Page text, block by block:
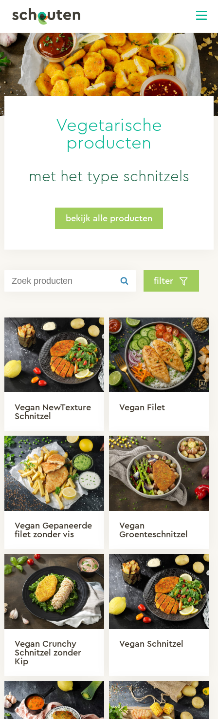
Vegetarische
producten
met het type schnitzels
bekijk alle producten
filter
Vegan NewTexture
Schnitzel
Vegan Filet
Vegan Gepaneerde
filet zonder vis
Vegan
Groenteschnitzel
Vegan Crunchy
Schnitzel zonder
Kip
Vegan Schnitzel